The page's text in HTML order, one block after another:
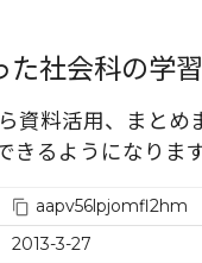
た社会科の学
資料活用、まとめ
きるようになります
aapv56lpjomfl2hm
2013-3-27